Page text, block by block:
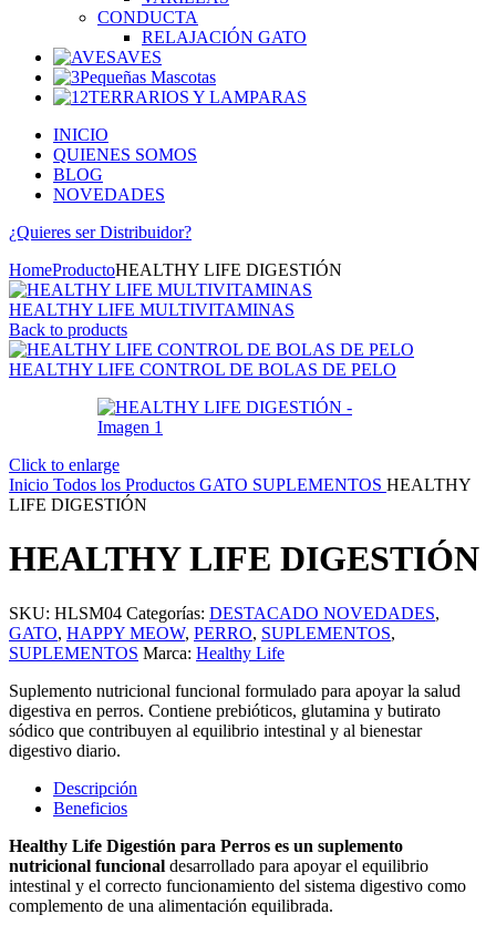
CONDUCTA
RELAJACIÓN GATO
AVES
Pequeñas Mascotas
TERRARIOS Y LAMPARAS
INICIO
QUIENES SOMOS
BLOG
NOVEDADES
¿Quieres ser Distribuidor?
HomeProductoHEALTHY LIFE DIGESTIÓN
HEALTHY LIFE MULTIVITAMINAS
Back to products
HEALTHY LIFE CONTROL DE BOLAS DE PELO
Click to enlarge
Inicio Todos los Productos GATO SUPLEMENTOS HEALTHY
LIFE DIGESTIÓN
HEALTHY LIFE DIGESTIÓN
SKU: HLSM04 Categorías: DESTACADO NOVEDADES,
GATO, HAPPY MEOW, PERRO, SUPLEMENTOS,
SUPLEMENTOS Marca: Healthy Life
Suplemento nutricional funcional formulado para apoyar la salud
digestiva en perros. Contiene prebióticos, glutamina y butirato
sódico que contribuyen al equilibrio intestinal y al bienestar
digestivo diario.
Descripción
Beneficios
Healthy Life Digestión para Perros es un suplemento
nutricional funcional desarrollado para apoyar el equilibrio
intestinal y el correcto funcionamiento del sistema digestivo como
complemento de una alimentación equilibrada.